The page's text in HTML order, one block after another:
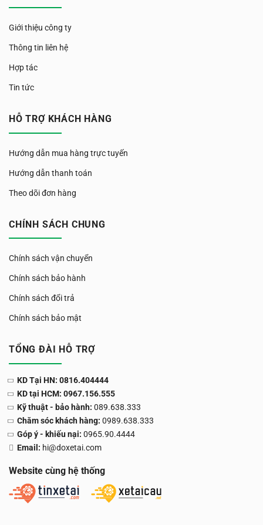
Giới thiệu công ty
Thông tin liên hệ
Hợp tác
Tin tức
HỖ TRỢ KHÁCH HÀNG
Hướng dẫn mua hàng trực tuyến
Hướng dẫn thanh toán
Theo dõi đơn hàng
CHÍNH SÁCH CHUNG
Chính sách vận chuyển
Chính sách bảo hành
Chính sách đổi trả
Chính sách bảo mật
TỔNG ĐÀI HỖ TRỢ
KD Tại HN: 0816.404444
KD tại HCM: 0967.156.555
Kỹ thuật - bảo hành: 089.638.333
Chăm sóc khách hàng: 0989.638.333
Góp ý - khiếu nại: 0965.90.4444
Email: hi@doxetai.com
Website cùng hệ thống